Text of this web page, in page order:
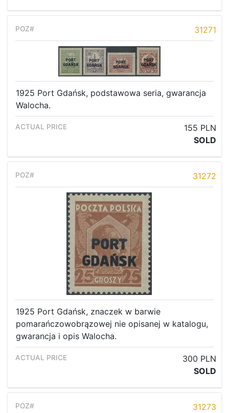
31271
1925 Port Gdańsk, podstawowa seria, gwarancja
Walocha.
155 PLN
SOLD
31272
1925 Port Gdańsk, znaczek w barwie
pomarańczowobrązowej nie opisanej w katalogu,
gwarancja i opis Walocha.
300 PLN
SOLD
31273